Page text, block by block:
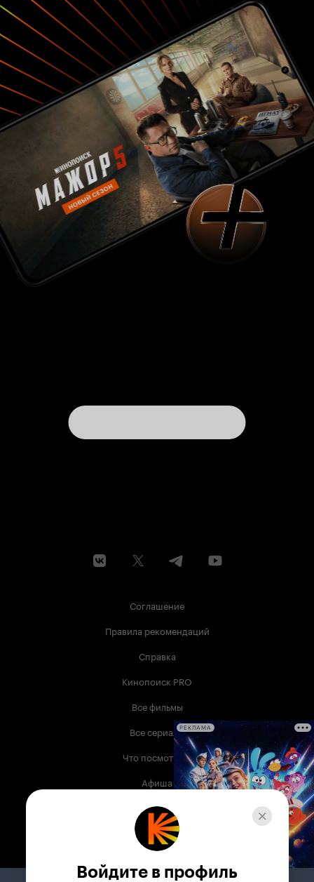
Соглашение
Правила рекомендаций
Справка
Кинопоиск PRO
Все фильмы
Все сериалы
Что посмотреть
Афиша
Музыка
Телепрограмма
РЕКЛАМА
Войдите в профиль